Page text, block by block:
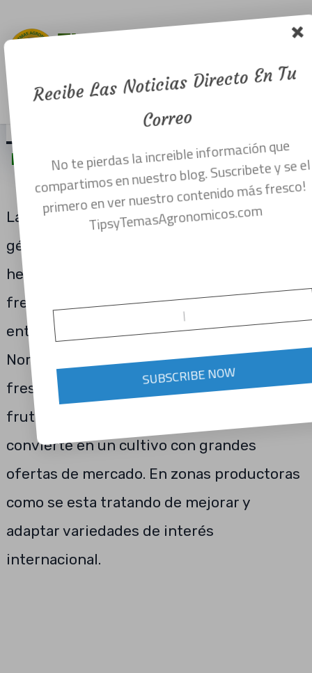
Menu
manual para
fresa.
MANUAL GRATIS PARA APRENDER A
CULTIVAR FRESA.
La fresa pertenece a la familia Rosácea y
género Fragaria, esta es una planta
herbácea y de pequeña altura. La actual
fresa cultivada proviene del cruzamiento
entre Fragaria virginiana del Este de
Norteamérica y Fragaria chiloenesis,
fresón chileno. Es considerada como una
fruta exótica de gran aroma, por lo que se
convierte en un cultivo con grandes
ofertas de mercado. En zonas productoras
como se esta tratando de mejorar y
adaptar variedades de interés
internacional.
Recibe Las Noticias Directo En Tu
Correo
No te pierdas la increible información que
compartimos en nuestro blog. Suscribete y se el
primero en ver nuestro contenido más fresco!
TipsyTemasAgronomicos.com
SUBSCRIBE NOW